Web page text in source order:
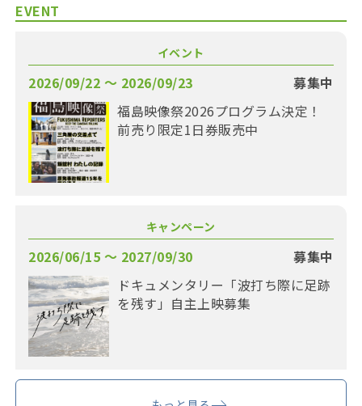
EVENT
イベント
2026/09/22 〜 2026/09/23
募集中
福島映像祭2026プログラム決定！
前売り限定1日券販売中
キャンペーン
2026/06/15 〜 2027/09/30
募集中
ドキュメンタリー「波打ち際に足跡
を残す」自主上映募集